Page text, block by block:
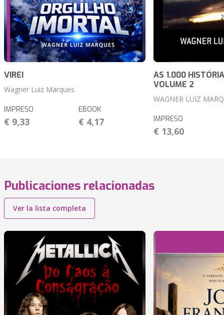
VIREI
Wagner Luiz Marques
IMPRESO
€ 9,33
EBOOK
€ 4,17
AS 1.000
VOLUME 2
WAGNER LUIZ
IMPRESO
€ 13,60
Publicaciones relacionadas
Ver la lista completa